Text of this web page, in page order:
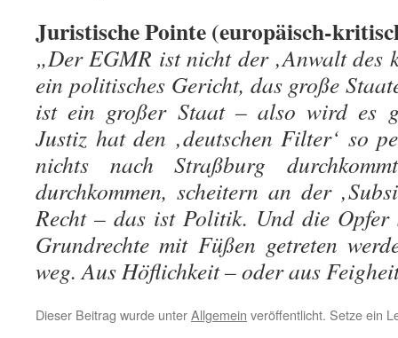
Juristische Pointe (europäisch-
„Der EGMR ist nicht der ‚Anwalt des
ein politisches Gericht, das große
ist ein großer Staat – also wird es
Justiz hat den ‚deutschen Filter‘ so
nichts nach Straßburg
durchkommen, scheitern an der
Recht – das ist Politik. Und die Opfer
Grundrechte mit Füßen getreten
weg. Aus Höflichkeit – oder aus
Dieser Beitrag wurde unterAllgemein veröffentlicht. Setze ein